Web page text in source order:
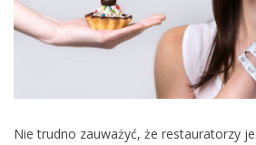
Nie trudno zauważyć, że restauratorzy